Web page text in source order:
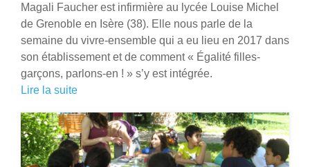
Magali Faucher est infirmière au lycée Louise Michel
de Grenoble en Isère (38). Elle nous parle de la
semaine du vivre-ensemble qui a eu lieu en 2017 dans
son établissement et de comment « Égalité filles-
garçons, parlons-en ! » s’y est intégrée.
Lire la suite